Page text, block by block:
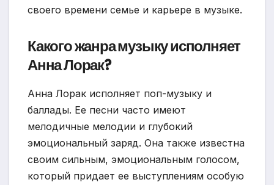
своего времени семье и карьере в музыке.
Какого жанра музыку исполняет
Анна Лорак?
Анна Лорак исполняет поп-музыку и
баллады. Ее песни часто имеют
мелодичные мелодии и глубокий
эмоциональный заряд. Она также известна
своим сильным, эмоциональным голосом,
который придает ее выступлениям особую